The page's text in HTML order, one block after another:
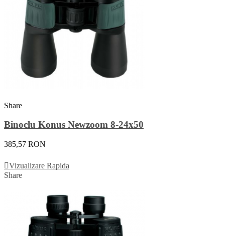
Share
Binoclu Konus Newzoom 8-24x50
385,57 RON
Vizualizare Rapida
Share